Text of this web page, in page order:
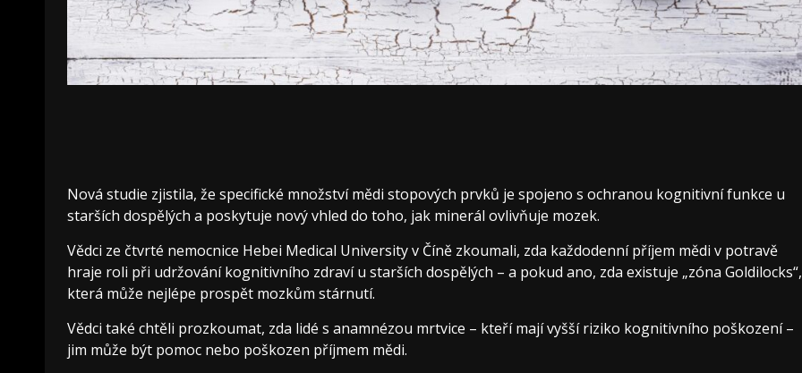
Nová studie zjistila, že specifické množství mědi stopových prvků je spojeno s ochranou kognitivní funkce u
starších dospělých a poskytuje nový vhled do toho, jak minerál ovlivňuje mozek.
Vědci ze čtvrté nemocnice Hebei Medical University v Číně zkoumali, zda každodenní příjem mědi v potravě
hraje roli při udržování kognitivního zdraví u starších dospělých – a pokud ano, zda existuje „zóna Goldilocks“,
která může nejlépe prospět mozkům stárnutí.
Vědci také chtěli prozkoumat, zda lidé s anamnézou mrtvice – kteří mají vyšší riziko kognitivního poškození –
jim může být pomoc nebo poškozen příjmem mědi.